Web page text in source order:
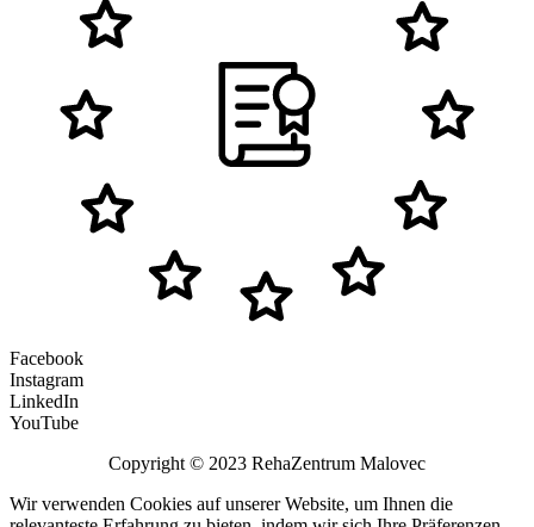
Facebook
Instagram
LinkedIn
YouTube
Copyright © 2023 RehaZentrum Malovec
Wir verwenden Cookies auf unserer Website, um Ihnen die